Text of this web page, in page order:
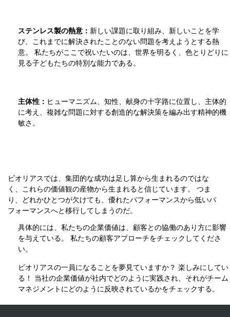
ステンレス製の熱意： 新しい課題に取り組み、新しいことを学
び、これまでに解決されたことのない問題を考えようとする熱
意。 私たちがここで祝いたいのは、世界を明るく、色とりどりに
見る子どもたちの特別な能力である。
主体性： ヒューマニズム、知性、献身の十字路に位置し、主体的
に考え、複雑な問題に対する創造的な解決策を編み出す精神的機
敏さ。
ビオリアスでは、集団的な成功は足し算から生まれるのではな
く、これらの価値観の産物から生まれると信じています。 つま
り、どれかひとつが欠けても、優れたパフォーマンスから低いパ
フォーマンスへと移行してしまうのだ。
具体的には、私たちの企業価値は、顧客との協働のあり方に影響
を与えている。 私たちの顧客アプローチをチェックしてくださ
い。
ビオリアスの一員になることを夢見ていますか？ 楽しみにしてい
る！ 当社の企業価値が社内でどのように実践され、それがチーム
マネジメントにどのように反映されているかをチェックする。